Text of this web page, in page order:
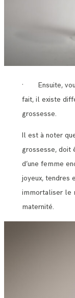
· Ensuite,
fait, il existe
grossesse.
Il est à noter
grossesse, doit
d’une femme
joyeux, tendres
immortaliser le
maternité.